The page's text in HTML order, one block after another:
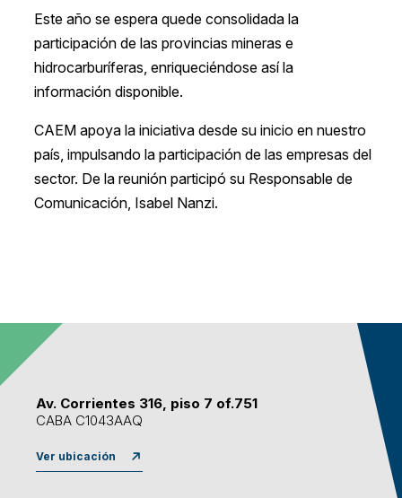
Este año se espera quede consolidada la
participación de las provincias mineras e
hidrocarburíferas, enriqueciéndose así la
información disponible.
CAEM apoya la iniciativa desde su inicio en nuestro
país, impulsando la participación de las empresas del
sector. De la reunión participó su Responsable de
Comunicación, Isabel Nanzi.
Av. Corrientes 316, piso 7 of.751
CABA C1043AAQ
Ver ubicación